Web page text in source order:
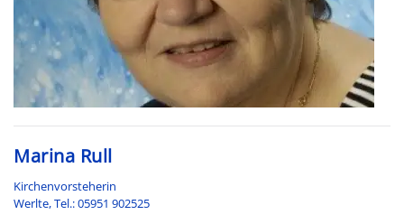
Marina Rull
Kirchenvorsteherin
Werlte, Tel.: 05951 902525